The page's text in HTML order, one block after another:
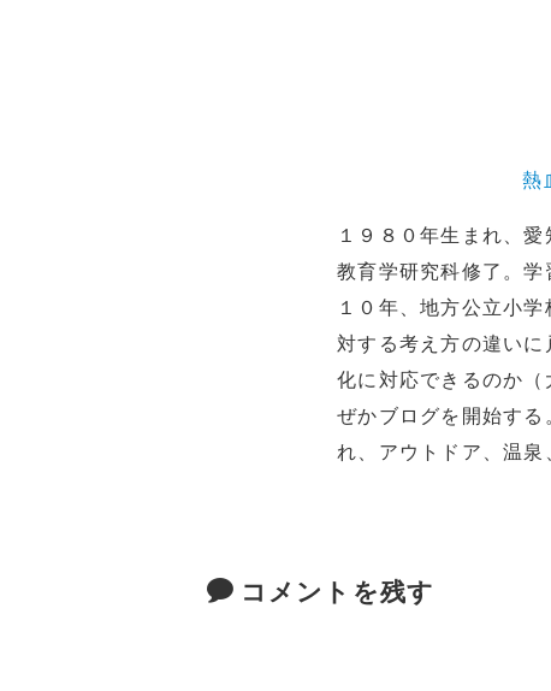
熱
１９８０年生まれ、
教育学研究科修了。
１０年、地方公立小
対する考え方の違い
化に対応できるのか
ぜかブログを開始す
れ、アウトドア、温泉
コメントを残す